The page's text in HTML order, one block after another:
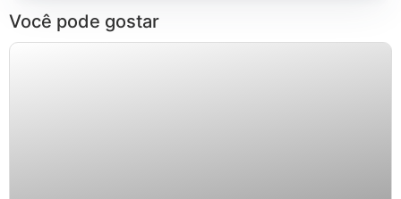
Você pode gostar